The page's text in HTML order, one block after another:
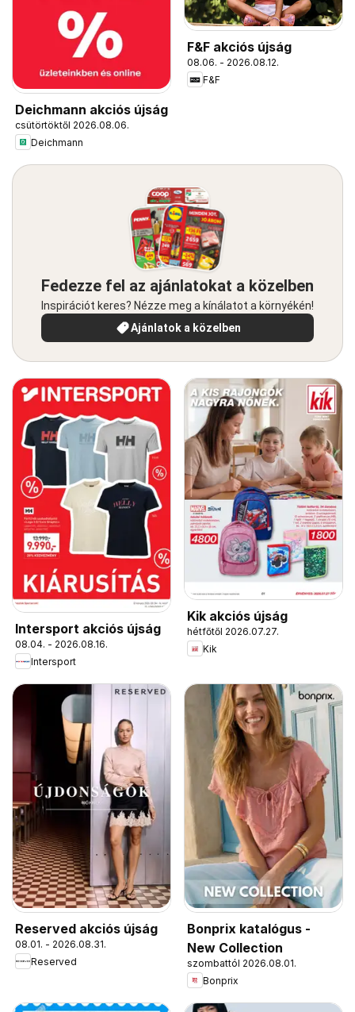
Deichmann akciós újság
csütörtöktől 2026.08.06.
Deichmann
F&F akciós újság
08.06. - 2026.08.12.
F&F
Fedezze fel az ajánlatokat a közelben
Inspirációt keres? Nézze meg a kínálatot a környékén!
Ajánlatok a közelben
Intersport akciós újság
08.04. - 2026.08.16.
Intersport
Kik akciós újság
hétfőtől 2026.07.27.
Kik
Reserved akciós újság
08.01. - 2026.08.31.
Reserved
Bonprix katalógus -
New Collection
szombattól 2026.08.01.
Bonprix